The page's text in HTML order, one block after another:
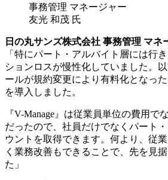
事務管理 マネージャー
友光 和茂 氏
日の丸サンズ株式会社 事務管理 マネ
「特にパート・アルバイト層には行
ションロスが慢性化していました。
ールが規約変更により有料化となっ
を導入しました。
『V-Manage』は従業員単位の費用で
だったので、社員だけでなくパート
ウントを取得できます。何より、従
く業務改善もできることで、先を見
た」